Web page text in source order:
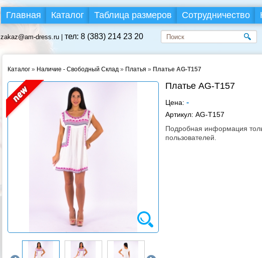
Главная Каталог Таблица размеров Сотрудничество
zakaz@am-dress.ru | тел: 8 (383) 214 23 20
Каталог » Наличие - Свободный Склад » Платья » Платье AG-T157
Платье AG-T157
Цена: -
Артикул: AG-T157
Подробная информация
пользователей.